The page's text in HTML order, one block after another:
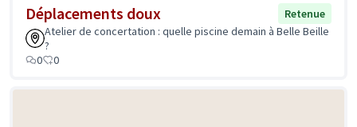
Déplacements doux
Retenue
Atelier de concertation : quelle piscine demain à Belle Beille
?
0
0